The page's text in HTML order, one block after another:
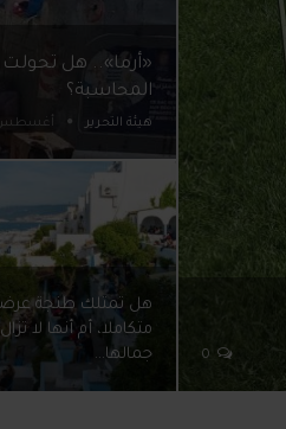
«أرما».. هل
المحاسبة؟
هيئة التحرير أغسطس 7,
هل تمتلك طنجة
متكاملا، أم أنها لا
جمالها…